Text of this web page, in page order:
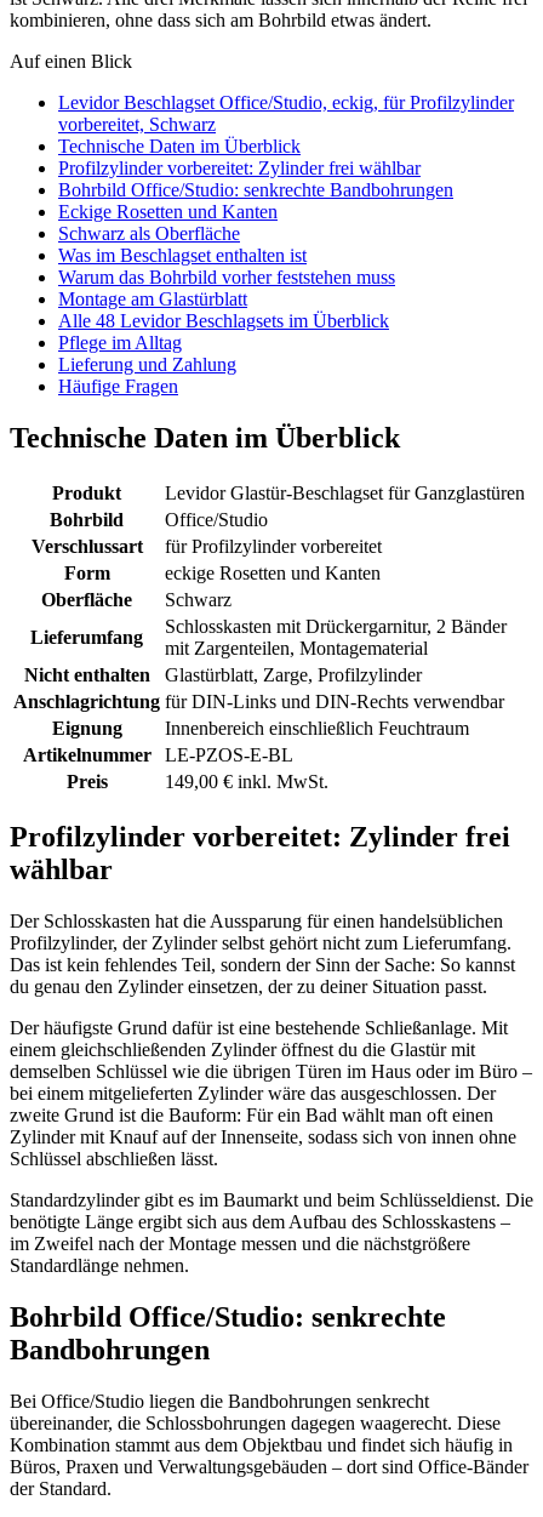
kombinieren, ohne dass sich am Bohrbild etwas ändert.
Auf einen Blick
Levidor Beschlagset Office/Studio, eckig, für Profilzylinder
vorbereitet, Schwarz
Technische Daten im Überblick
Profilzylinder vorbereitet: Zylinder frei wählbar
Bohrbild Office/Studio: senkrechte Bandbohrungen
Eckige Rosetten und Kanten
Schwarz als Oberfläche
Was im Beschlagset enthalten ist
Warum das Bohrbild vorher feststehen muss
Montage am Glastürblatt
Alle 48 Levidor Beschlagsets im Überblick
Pflege im Alltag
Lieferung und Zahlung
Häufige Fragen
Technische Daten im Überblick
Produkt
Levidor Glastür-Beschlagset für Ganzglastüren
Bohrbild
Office/Studio
Verschlussart
für Profilzylinder vorbereitet
Form
eckige Rosetten und Kanten
Oberfläche
Schwarz
Lieferumfang
Schlosskasten mit Drückergarnitur, 2 Bänder
mit Zargenteilen, Montagematerial
Nicht enthalten
Glastürblatt, Zarge, Profilzylinder
Anschlagrichtung für DIN-Links und DIN-Rechts verwendbar
Eignung
Innenbereich einschließlich Feuchtraum
Artikelnummer
LE-PZOS-E-BL
Preis
149,00 € inkl. MwSt.
Profilzylinder vorbereitet: Zylinder frei
wählbar
Der Schlosskasten hat die Aussparung für einen handelsüblichen
Profilzylinder, der Zylinder selbst gehört nicht zum Lieferumfang.
Das ist kein fehlendes Teil, sondern der Sinn der Sache: So kannst
du genau den Zylinder einsetzen, der zu deiner Situation passt.
Der häufigste Grund dafür ist eine bestehende Schließanlage. Mit
einem gleichschließenden Zylinder öffnest du die Glastür mit
demselben Schlüssel wie die übrigen Türen im Haus oder im Büro –
bei einem mitgelieferten Zylinder wäre das ausgeschlossen. Der
zweite Grund ist die Bauform: Für ein Bad wählt man oft einen
Zylinder mit Knauf auf der Innenseite, sodass sich von innen ohne
Schlüssel abschließen lässt.
Standardzylinder gibt es im Baumarkt und beim Schlüsseldienst. Die
benötigte Länge ergibt sich aus dem Aufbau des Schlosskastens –
im Zweifel nach der Montage messen und die nächstgrößere
Standardlänge nehmen.
Bohrbild Office/Studio: senkrechte
Bandbohrungen
Bei Office/Studio liegen die Bandbohrungen senkrecht
übereinander, die Schlossbohrungen dagegen waagerecht. Diese
Kombination stammt aus dem Objektbau und findet sich häufig in
Büros, Praxen und Verwaltungsgebäuden – dort sind Office-Bänder
der Standard.